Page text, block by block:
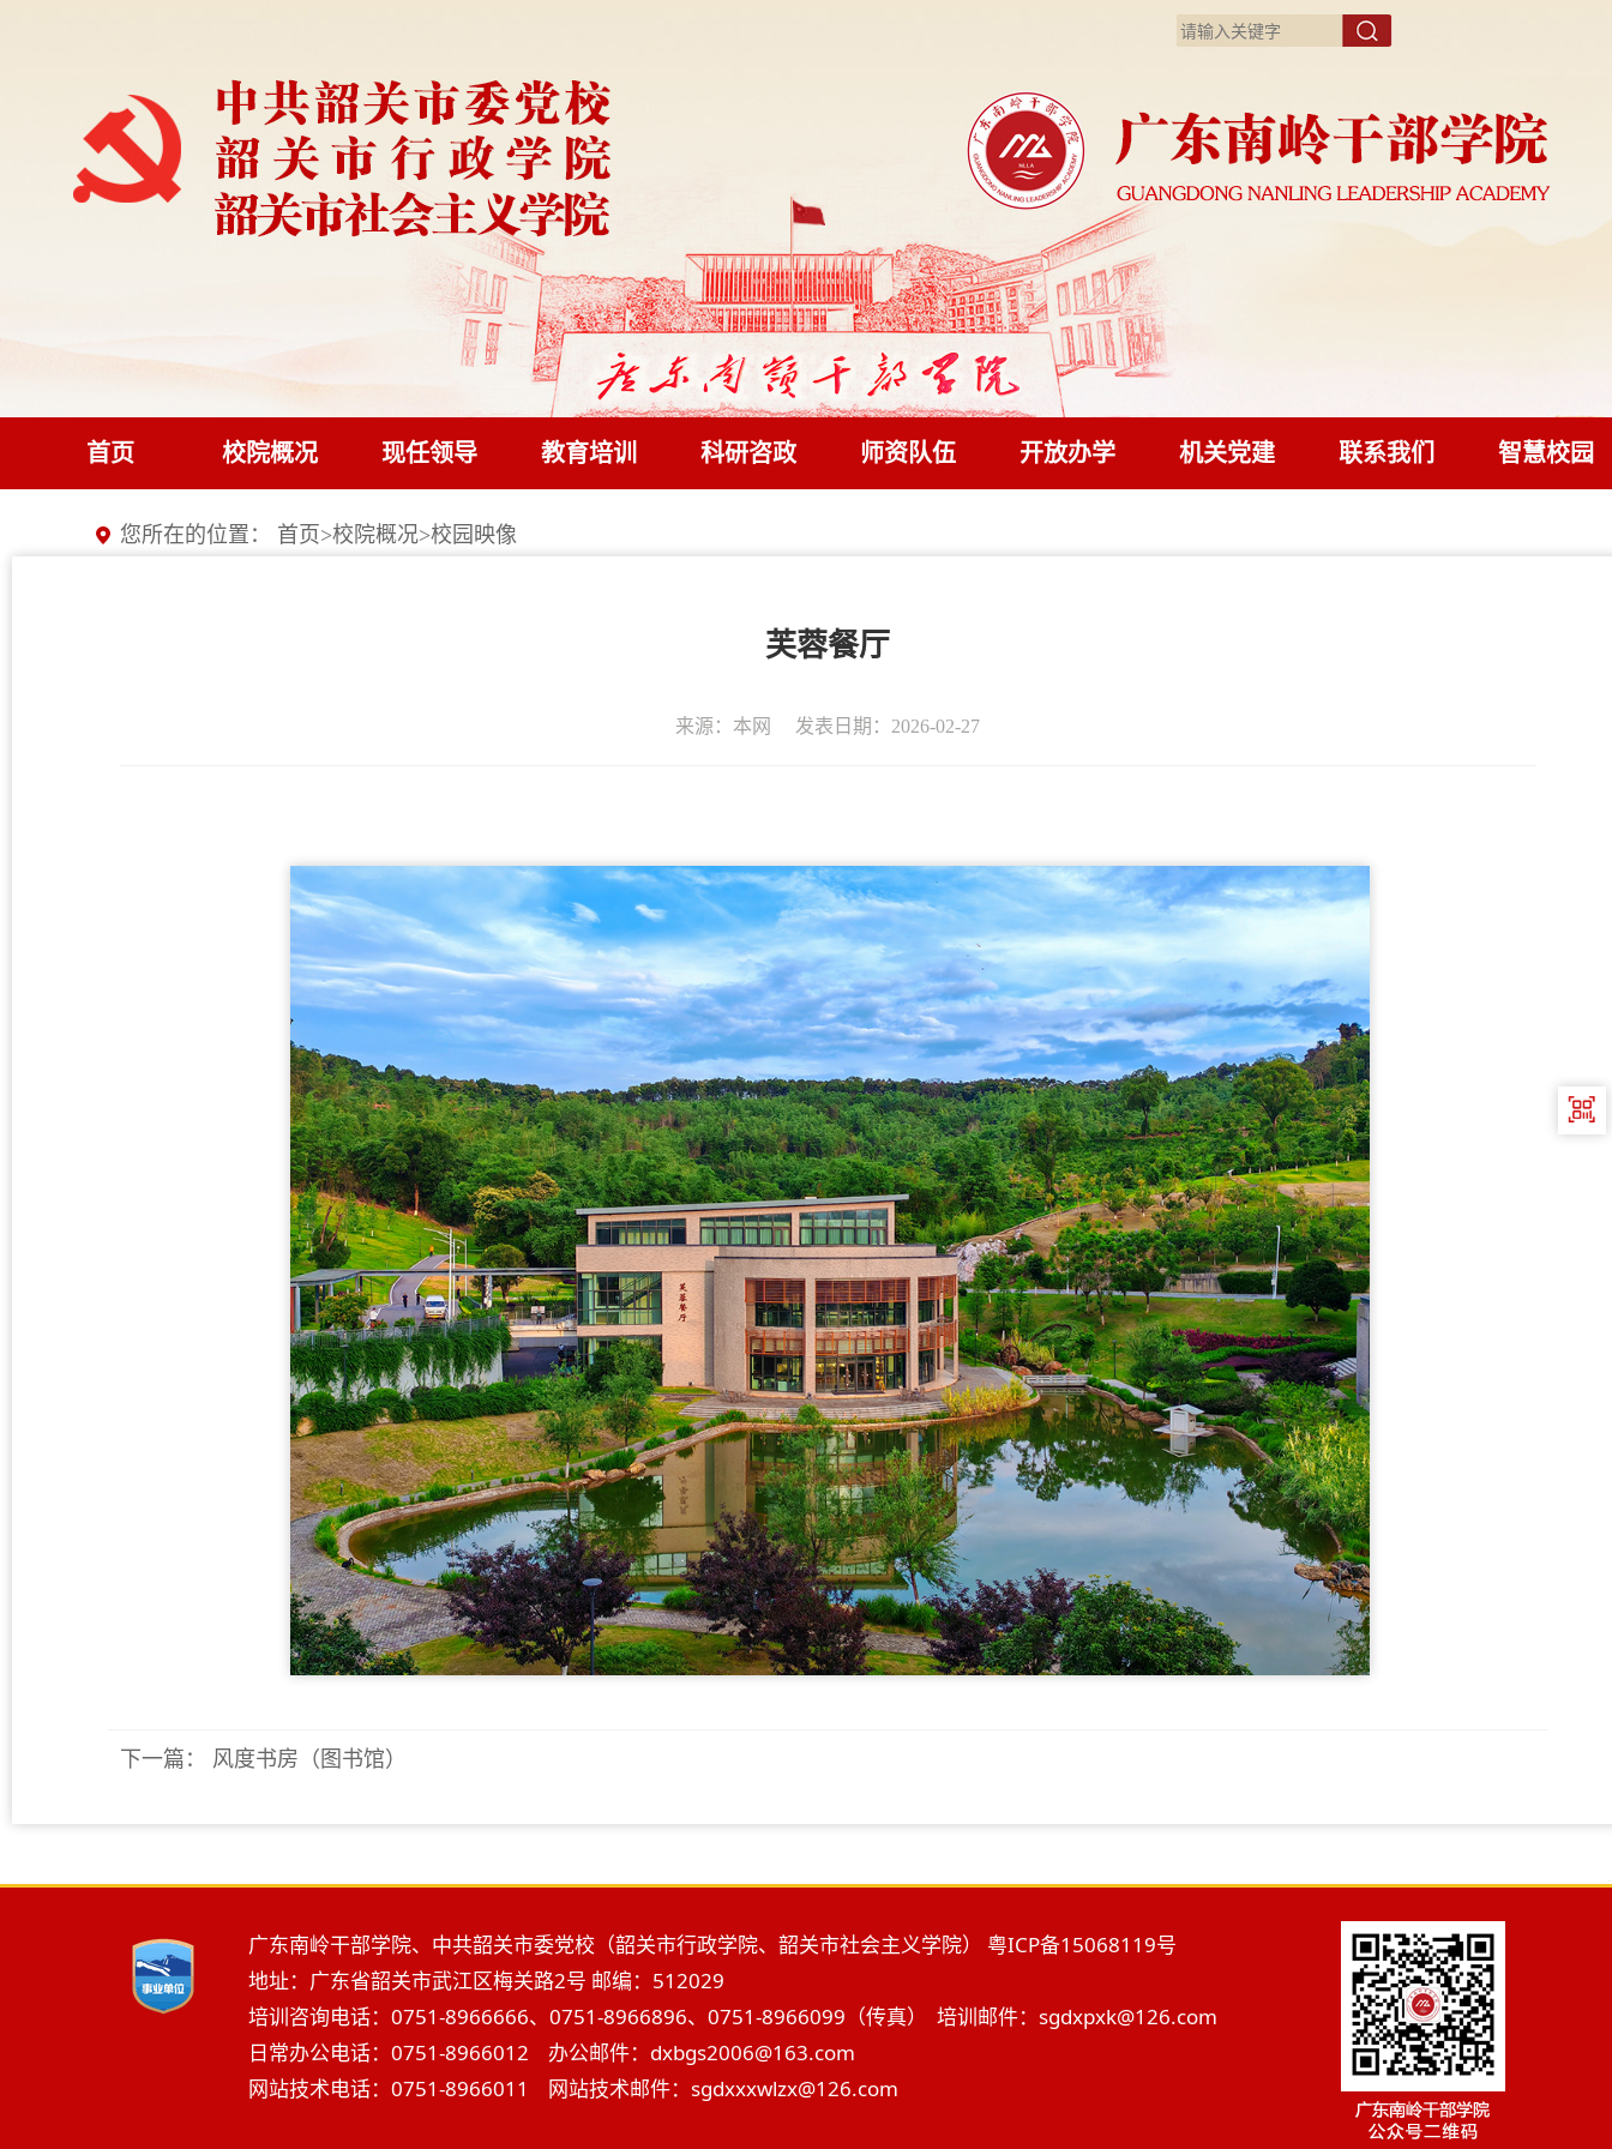
首页 校院概况 现任领导 教育培训 科研咨政 师资队伍 开放办学 机关党建 联系我们 智慧校园
您所在的位置： 首页>校院概况>校园映像
芙蓉餐厅
来源：本网 发表日期：2026-02-27
下一篇： 风度书房（图书馆）
广东南岭干部学院、中共韶关市委党校（韶关市行政学院、韶关市社会主义学院） 粤ICP备15068119号
地址：广东省韶关市武江区梅关路2号 邮编：512029
培训咨询电话：0751-8966666、0751-8966896、0751-8966099（传真） 培训邮件：sgdxpxk@126.com
日常办公电话：0751-8966012 办公邮件：dxbgs2006@163.com
网站技术电话：0751-8966011 网站技术邮件：sgdxxxwlzx@126.com